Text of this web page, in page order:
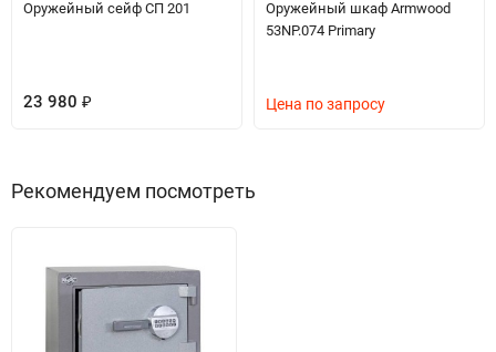
Оружейный сейф СП 201
23 980 ₽
Оружейный шкаф Armwood
53NP.074 Primary
Цена по запросу
Рекомендуем посмотреть